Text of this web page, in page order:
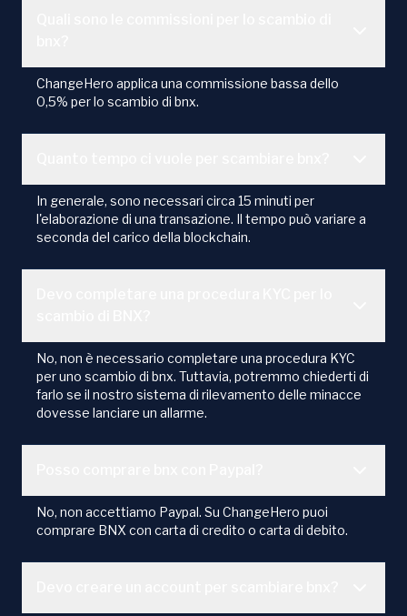
ChangeHero applica una commissione bassa dello
0,5% per lo scambio di bnx.
In generale, sono necessari circa 15 minuti per
l'elaborazione di una transazione. Il tempo può variare a
seconda del carico della blockchain.
No, non è necessario completare una procedura KYC
per uno scambio di bnx. Tuttavia, potremmo chiederti di
farlo se il nostro sistema di rilevamento delle minacce
dovesse lanciare un allarme.
No, non accettiamo Paypal. Su ChangeHero puoi
comprare BNX con carta di credito o carta di debito.